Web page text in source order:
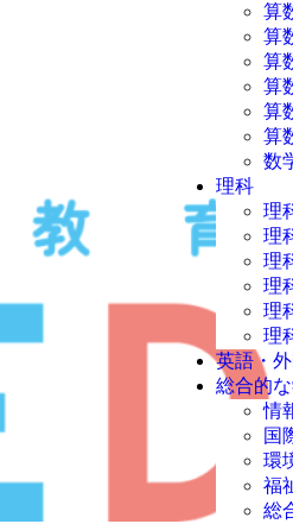
算
算
算
算
算
算
数
理科
理
理
理
理
理
理
英語・
総合的
情
国
環
福
総